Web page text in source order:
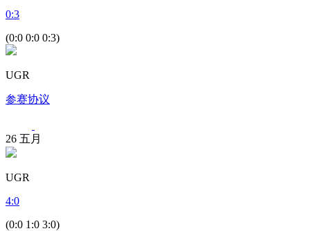
0:3
(0:0 0:0 0:3)
UGR
参赛协议
26 五月
UGR
4:0
(0:0 1:0 3:0)